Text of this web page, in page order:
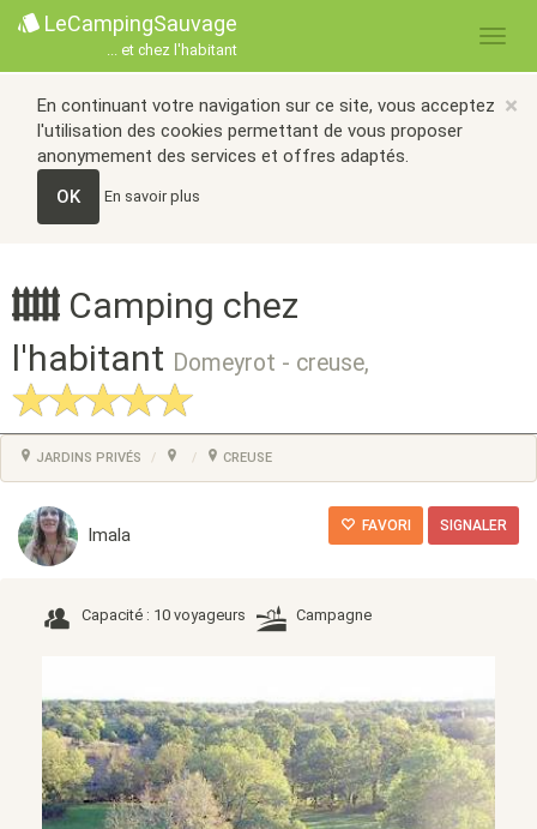
LeCampingSauvage
... et chez l'habitant
×
En continuant votre navigation sur ce site, vous acceptez
l'utilisation des cookies permettant de vous proposer
anonymement des services et offres adaptés.
OK
En savoir plus
Camping chez
l'habitant Domeyrot - creuse,
JARDINS PRIVÉS CREUSE
Imala FAVORI SIGNALER
Capacité : 10 voyageurs Campagne